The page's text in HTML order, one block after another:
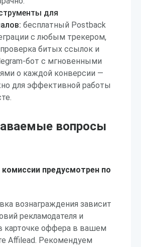
для
бесплатный Postback
с любым трекером,
битых ссылок и
бот с мгновенными
о каждой конверсии —
для эффективной работы
вопросы
предусмотрен по
вознаграждения зависит
рекламодателя и
карточке оффера в вашем
Affilead. Рекомендуем